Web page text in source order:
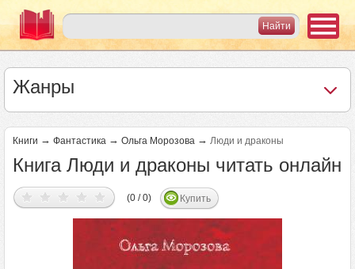
Жанры
Книги → Фантастика → Ольга Морозова → Люди и драконы
Книга Люди и драконы читать онлайн
(0 / 0) Купить